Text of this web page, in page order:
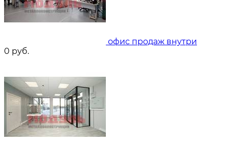
офис продаж внутри
0 руб.